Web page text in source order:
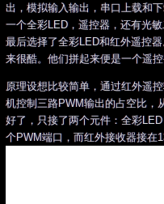
出，模拟输入输出，串口上载和
一个全彩LED，遥控器，还有光
最后选择了全彩LED和红外遥控
来很酷。他们拼起来便是一个遥控
原理设想比较简单，通过红外遥
机控制三路PWM输出的占空比，
好了，只接了两个元件：全彩
个PWM端口，而红外接收器接在